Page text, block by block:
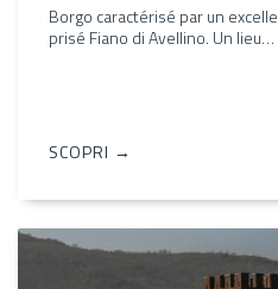
Borgo caractérisé par un
prisé Fiano di Avellino. Un lieu…
SCOPRI →